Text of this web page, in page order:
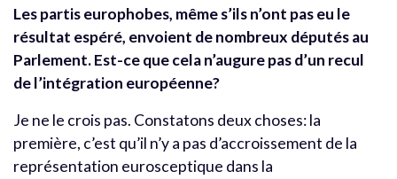
Les partis europhobes, même s’ils n’ont pas eu le
résultat espéré, envoient de nombreux députés au
Parlement. Est-ce que cela n’augure pas d’un recul
de l’intégration européenne?
Je ne le crois pas. Constatons deux choses: la
première, c’est qu’il n’y a pas d’accroissement de la
représentation eurosceptique dans la